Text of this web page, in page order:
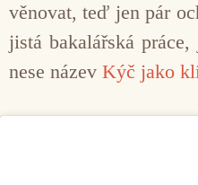
věnovat, teď jen pár
jistá bakalářská
nese název Kýč jako